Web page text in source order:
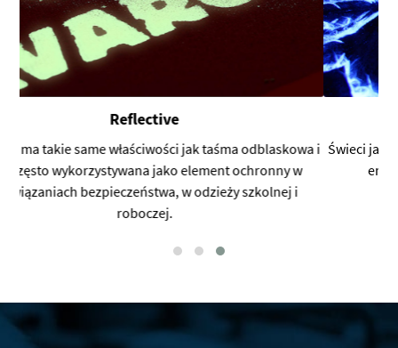
UV Glow Ink
Świeci jasno w promieniach UV. Powrót do psychodelicznej
ery lat 60. Świetny efekt do dyskotek i klubów.